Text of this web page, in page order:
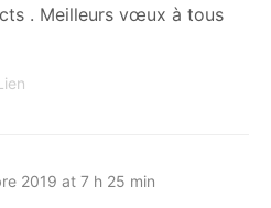
. Meilleurs vœux à tous
2019 at 7 h 25 min